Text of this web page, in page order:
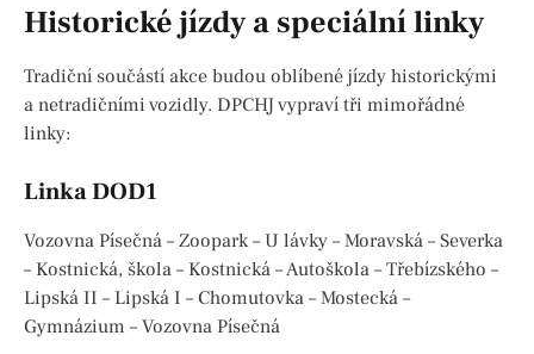
Historické jízdy a speciální linky
Tradiční součástí akce budou oblíbené jízdy historickými
a netradičními vozidly. DPCHJ vypraví tři mimořádné
linky:
Linka DOD1
Vozovna Písečná – Zoopark – U lávky – Moravská – Severka
– Kostnická, škola – Kostnická – Autoškola – Třebízského –
Lipská II – Lipská I – Chomutovka – Mostecká –
Gymnázium – Vozovna Písečná